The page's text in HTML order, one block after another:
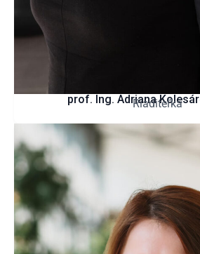
prof. Ing. AdrianaRiaditeľka